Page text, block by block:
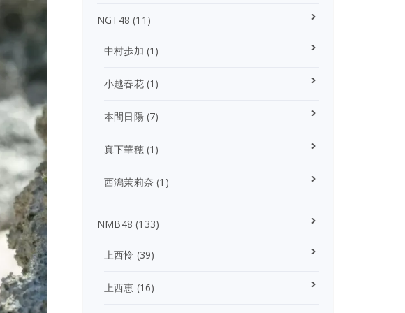
NGT48 (11)
中村歩加 (1)
小越春花(1)
本間日陽(7)
真下華穂(1)
西潟茉莉奈 (1)
NMB48 (133)
上西怜 (39)
上西恵 (16)